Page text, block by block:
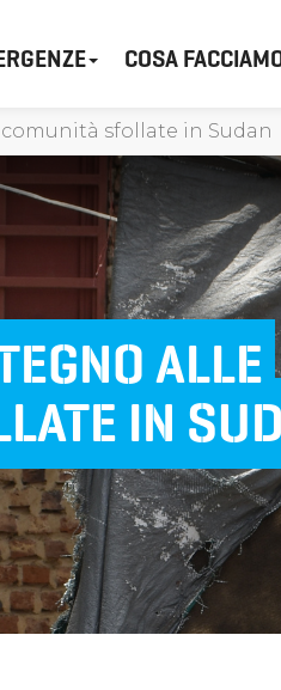
COSA
sfollate in Sudan
ALLE
IN